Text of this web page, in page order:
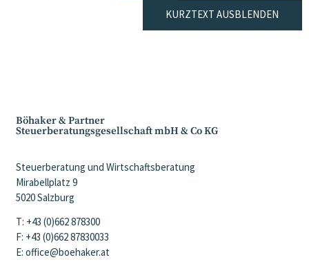
KURZTEXT AUSBLENDEN
Böhaker & Partner
Steuerberatungsgesellschaft mbH & Co KG
Steuerberatung und Wirtschaftsberatung
Mirabellplatz 9
5020 Salzburg
T: +43 (0)662 878300
F: +43 (0)662 87830033
E: office@boehaker.at